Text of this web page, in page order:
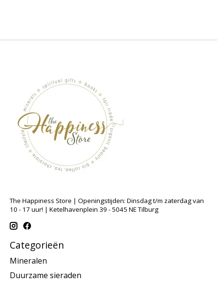
The Happiness Store | Openingstijden: Dinsdag t/m zaterdag van
10 - 17 uur! | Ketelhavenplein 39 - 5045 NE Tilburg
Categorieën
Mineralen
Duurzame sieraden